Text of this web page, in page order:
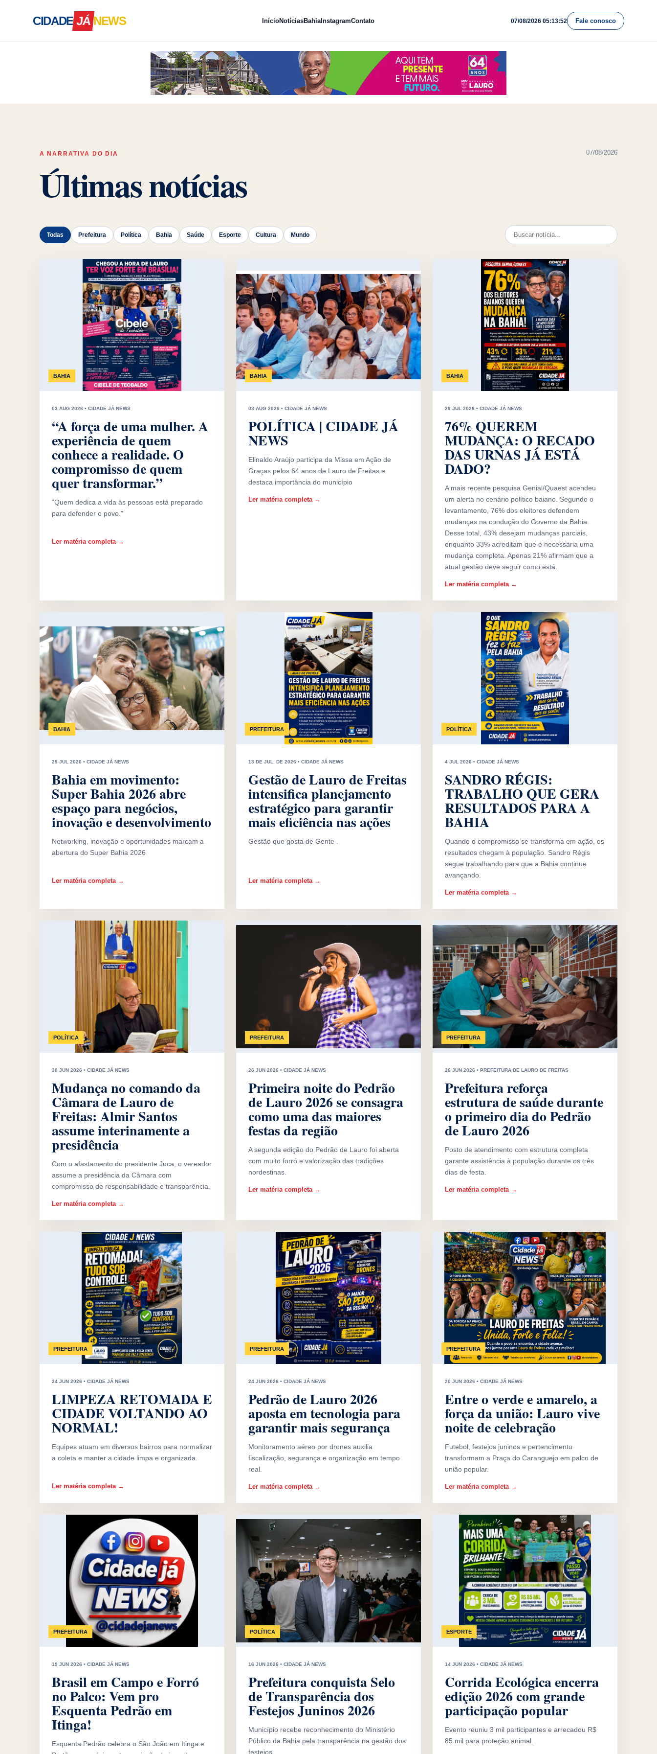
CIDADE JÁ NEWS InícioNotíciasBahiaInstagramContato 07/08/2026 05:13:53 Fale conosco
A NARRATIVA DO DIA
Últimas notícias
07/08/2026
Todas Prefeitura Política Bahia Saúde Esporte Cultura Mundo
Pesquisar
BAHIA
03 AUG 2026 • CIDADE JÁ NEWS
“A força de uma mulher. A
experiência de quem
conhece a realidade. O
compromisso de quem
quer transformar.”
“Quem dedica a vida às pessoas está preparado
para defender o povo.”
Ler matéria completa →
BAHIA
03 AUG 2026 • CIDADE JÁ NEWS
POLÍTICA | CIDADE JÁ
NEWS
Elinaldo Araújo participa da Missa em Ação de
Graças pelos 64 anos de Lauro de Freitas e
destaca importância do município
Ler matéria completa →
BAHIA
29 JUL 2026 • CIDADE JÁ NEWS
76% QUEREM
MUDANÇA: O RECADO
DAS URNAS JÁ ESTÁ
DADO?
A mais recente pesquisa Genial/Quaest acendeu
um alerta no cenário político baiano. Segundo o
levantamento, 76% dos eleitores defendem
mudanças na condução do Governo da Bahia.
Desse total, 43% desejam mudanças parciais,
enquanto 33% acreditam que é necessária uma
mudança completa. Apenas 21% afirmam que a
atual gestão deve seguir como está.
Ler matéria completa →
BAHIA
29 JUL 2026 • CIDADE JÁ NEWS
Bahia em movimento:
Super Bahia 2026 abre
espaço para negócios,
inovação e desenvolvimento
Networking, inovação e oportunidades marcam a
abertura do Super Bahia 2026
Ler matéria completa →
PREFEITURA
13 DE JUL. DE 2026 • CIDADE JÁ NEWS
Gestão de Lauro de Freitas
intensifica planejamento
estratégico para garantir
mais eficiência nas ações
Gestão que gosta de Gente .
Ler matéria completa →
POLÍTICA
4 JUL 2026 • CIDADE JÁ NEWS
SANDRO RÉGIS:
TRABALHO QUE GERA
RESULTADOS PARA A
BAHIA
Quando o compromisso se transforma em ação, os
resultados chegam à população. Sandro Régis
segue trabalhando para que a Bahia continue
avançando.
Ler matéria completa →
POLÍTICA
30 JUN 2026 • CIDADE JÁ NEWS
Mudança no comando da
Câmara de Lauro de
Freitas: Almir Santos
assume interinamente a
presidência
Com o afastamento do presidente Juca, o vereador
assume a presidência da Câmara com
compromisso de responsabilidade e transparência.
Ler matéria completa →
PREFEITURA
26 JUN 2026 • CIDADE JÁ NEWS
Primeira noite do Pedrão
de Lauro 2026 se consagra
como uma das maiores
festas da região
A segunda edição do Pedrão de Lauro foi aberta
com muito forró e valorização das tradições
nordestinas.
Ler matéria completa →
PREFEITURA
26 JUN 2026 • PREFEITURA DE LAURO DE FREITAS
Prefeitura reforça
estrutura de saúde durante
o primeiro dia do Pedrão
de Lauro 2026
Posto de atendimento com estrutura completa
garante assistência à população durante os três
dias de festa.
Ler matéria completa →
PREFEITURA
24 JUN 2026 • CIDADE JÁ NEWS
LIMPEZA RETOMADA E
CIDADE VOLTANDO AO
NORMAL!
Equipes atuam em diversos bairros para normalizar
a coleta e manter a cidade limpa e organizada.
Ler matéria completa →
PREFEITURA
24 JUN 2026 • CIDADE JÁ NEWS
Pedrão de Lauro 2026
aposta em tecnologia para
garantir mais segurança
Monitoramento aéreo por drones auxilia
fiscalização, segurança e organização em tempo
real.
Ler matéria completa →
PREFEITURA
20 JUN 2026 • CIDADE JÁ NEWS
Entre o verde e amarelo, a
força da união: Lauro vive
noite de celebração
Futebol, festejos juninos e pertencimento
transformam a Praça do Caranguejo em palco de
união popular.
Ler matéria completa →
PREFEITURA
19 JUN 2026 • CIDADE JÁ NEWS
Brasil em Campo e Forró
no Palco: Vem pro
Esquenta Pedrão em
Itinga!
Esquenta Pedrão celebra o São João em Itinga e
POLÍTICA
16 JUN 2026 • CIDADE JÁ NEWS
Prefeitura conquista Selo
de Transparência dos
Festejos Juninos 2026
Município recebe reconhecimento do Ministério
Público da Bahia pela transparência na gestão dos
festejos.
ESPORTE
14 JUN 2026 • CIDADE JÁ NEWS
Corrida Ecológica encerra
edição 2026 com grande
participação popular
Evento reuniu 3 mil participantes e arrecadou R$
85 mil para proteção animal.